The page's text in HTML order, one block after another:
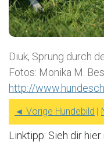
Diuk, Sprung durch
Fotos: Monika M.
http://
◄ Vorige Hundebild
Linktipp: Sieh dir